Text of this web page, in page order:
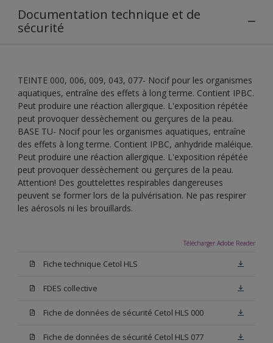
Documentation technique et de
sécurité
TEINTE 000, 006, 009, 043, 077- Nocif pour les organismes
aquatiques, entraîne des effets à long terme. Contient IPBC.
Peut produire une réaction allergique. L'exposition répétée
peut provoquer dessèchement ou gerçures de la peau.
BASE TU- Nocif pour les organismes aquatiques, entraîne
des effets à long terme. Contient IPBC, anhydride maléique.
Peut produire une réaction allergique. L'exposition répétée
peut provoquer dessèchement ou gerçures de la peau.
Attention! Des gouttelettes respirables dangereuses
peuvent se former lors de la pulvérisation. Ne pas respirer
les aérosols ni les brouillards.
Télécharger Adobe Reader
Fiche technique Cetol HLS
FDES collective
Fiche de données de sécurité Cetol HLS 000
Fiche de données de sécurité Cetol HLS 077